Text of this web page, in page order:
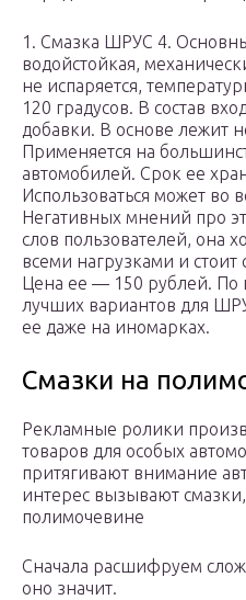
1. Смазка ШРУС 4.
водойстойкая,
не испаряется,
120 градусов. В состав
добавки. В основе лежит
Применяется на
автомобилей. Срок ее
Использоваться может во
Негативных мнений про
слов пользователей, она
всеми нагрузками и
Цена ее — 150 рублей. По
лучших вариантов для
ее даже на иномарках.
Смазки на
Рекламные ролики
товаров для особых
притягивают внимание
интерес вызывают
полимочевине
Сначала расшифруем
оно значит.